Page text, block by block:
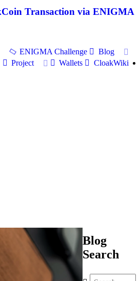
Transaction via ENIGMA
ENIGMA Challenge
Blog
Project
Wallets CloakWiki
Blog
Search